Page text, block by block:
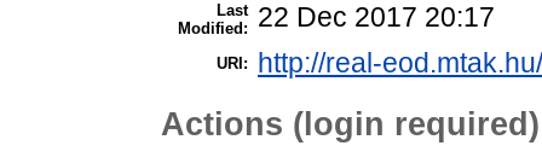
Last
Modified:
22 Dec 2017 20:17
URI: http://real-
Actions (login required)